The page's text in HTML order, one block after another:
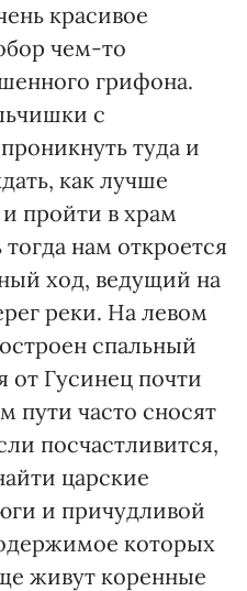
красивое
чем-то
грифона.
с
туда и
как лучше
пройти в храм
нам откроется
ход, ведущий на
реки. На левом
спальный
от Гусинец почти
пути часто сносят
посчастливится,
царские
и причудливой
которых
живут коренные